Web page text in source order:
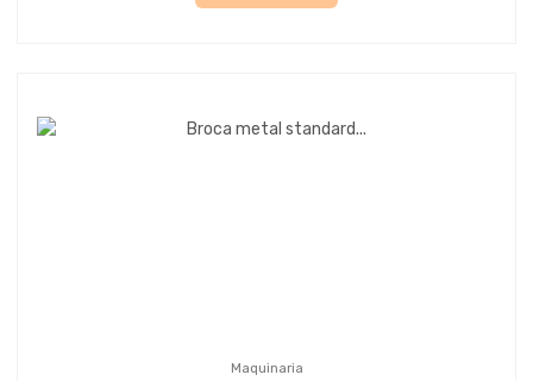
Maquinaria